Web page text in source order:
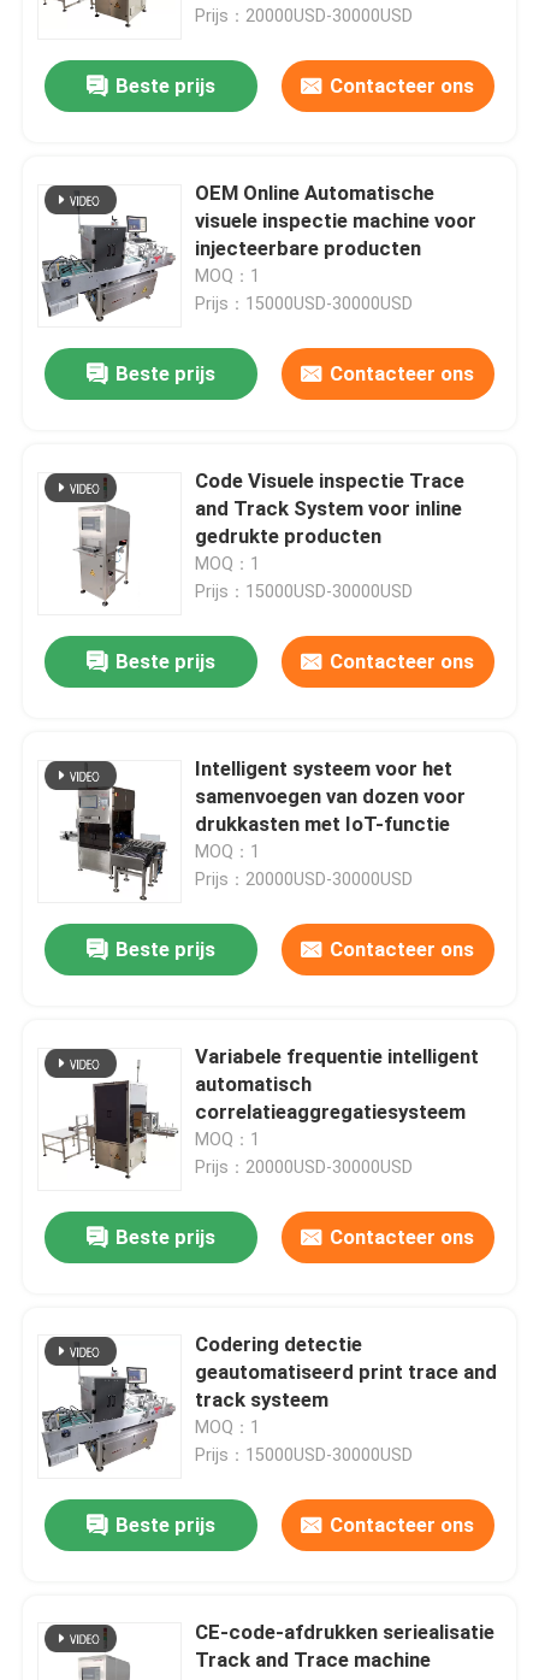
Producten
Video's
Over ons
Kwaliteitscontrole
Neem contact met ons op
Nieuws
Gevallen
Vraag een offerte
Frictiepapiervoeder
Paging machine
Vervoermachine voor inkjetprinter
Bottom Coding Conveyor
Prijs：20000USD-30000USD
Beste prijs Contacteer ons
OEM Online Automatische
visuele inspectie machine voor
injecteerbare producten
MOQ：1
Prijs：15000USD-30000USD
Beste prijs Contacteer ons
Code Visuele inspectie Trace
and Track System voor inline
gedrukte producten
MOQ：1
Prijs：15000USD-30000USD
Beste prijs Contacteer ons
Intelligent systeem voor het
samenvoegen van dozen voor
drukkasten met IoT-functie
MOQ：1
Prijs：20000USD-30000USD
Beste prijs Contacteer ons
Variabele frequentie intelligent
automatisch
correlatieaggregatiesysteem
MOQ：1
Prijs：20000USD-30000USD
Beste prijs Contacteer ons
Codering detectie
geautomatiseerd print trace and
track systeem
MOQ：1
Prijs：15000USD-30000USD
Beste prijs Contacteer ons
CE-code-afdrukken seriealisatie
Track and Trace machine